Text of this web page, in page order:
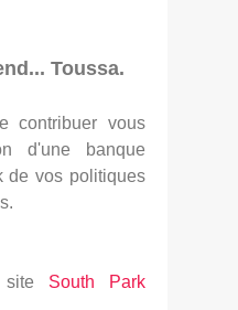
Toussa.
contribuer vous
d'une banque
de vos politiques
site South Park